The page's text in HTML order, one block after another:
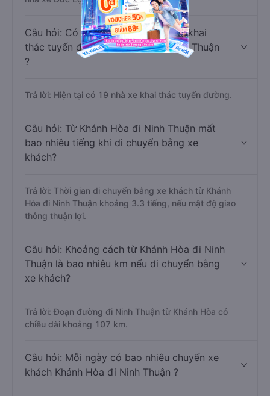
Câu hỏi: Có bao nhiêu nhà xe đang khai
thác tuyến đường Khánh Hòa - Ninh Thuận
?
Trả lời: Hiện tại có 19 nhà xe khai thác tuyến đường.
Câu hỏi: Từ Khánh Hòa đi Ninh Thuận mất
bao nhiêu tiếng khi di chuyển bằng xe
khách?
Trả lời: Thời gian di chuyển bằng xe khách từ Khánh
Hòa đi Ninh Thuận khoảng 3.3 tiếng, nếu mật độ giao
thông thuận lợi.
Câu hỏi: Khoảng cách từ Khánh Hòa đi Ninh
Thuận là bao nhiêu km nếu di chuyển bằng
xe khách?
Trả lời: Đoạn đường đi Ninh Thuận từ Khánh Hòa có
chiều dài khoảng 107 km.
Câu hỏi: Mỗi ngày có bao nhiêu chuyến xe
khách Khánh Hòa đi Ninh Thuận ?